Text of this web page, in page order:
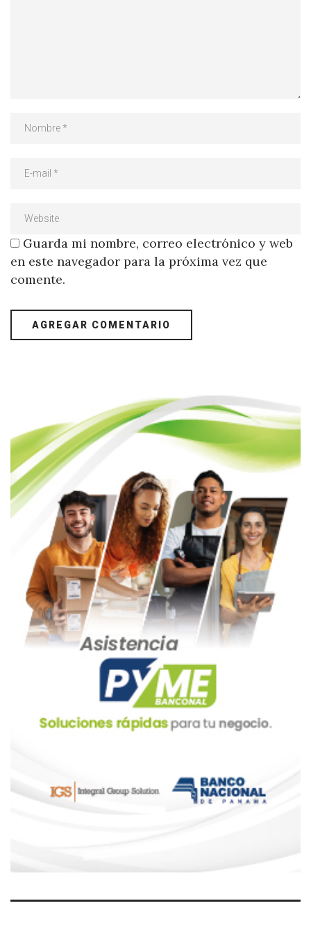
Guarda mi nombre, correo electrónico y web
en este navegador para la próxima vez que
comente.